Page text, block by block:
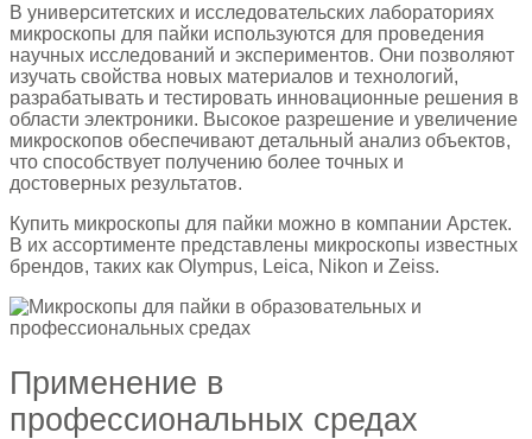
В университетских и исследовательских лабораториях
микроскопы для пайки используются для проведения
научных исследований и экспериментов. Они позволяют
изучать свойства новых материалов и технологий,
разрабатывать и тестировать инновационные решения в
области электроники. Высокое разрешение и увеличение
микроскопов обеспечивают детальный анализ объектов,
что способствует получению более точных и
достоверных результатов.
Купить микроскопы для пайки можно в компании Арстек.
В их ассортименте представлены микроскопы известных
брендов, таких как Olympus, Leica, Nikon и Zeiss.
Применение в
профессиональных средах